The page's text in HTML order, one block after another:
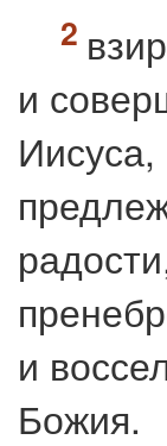
и
и
Божия.